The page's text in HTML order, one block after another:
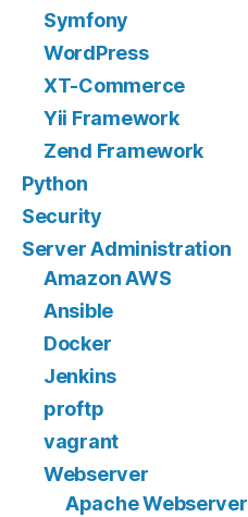
Symfony
WordPress
XT-Commerce
Yii Framework
Zend Framework
Python
Security
Server Administration
Amazon AWS
Ansible
Docker
Jenkins
proftp
vagrant
Webserver
Apache Webserver